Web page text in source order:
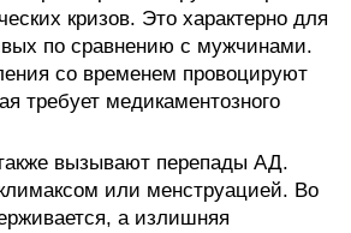
кризов. Это характерно для
по сравнению с мужчинами.
со временем провоцируют
требует медикаментозного
вызывают перепады АД.
или менструацией. Во
а излишняя